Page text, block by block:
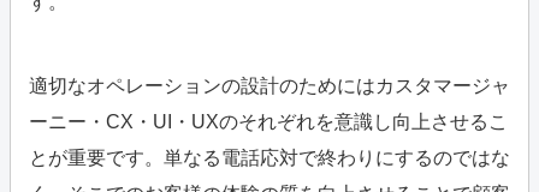
適切なオペレーションの設計のためにはカスタマージャ
ーニー・CX・UI・UXのそれぞれを意識し向上させるこ
とが重要です。単なる電話応対で終わりにするのではな